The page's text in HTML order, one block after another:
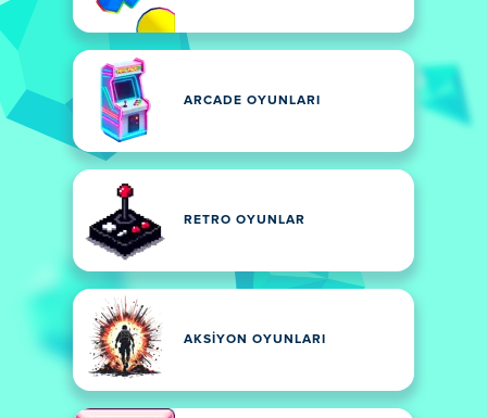
ARCADE OYUNLARI
RETRO OYUNLAR
AKSIYON OYUNLARI